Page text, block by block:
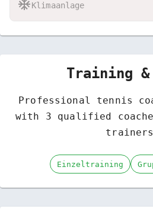
Klimaanlage
Training &
Professional tennis
with 3 qualified
Einzeltraining